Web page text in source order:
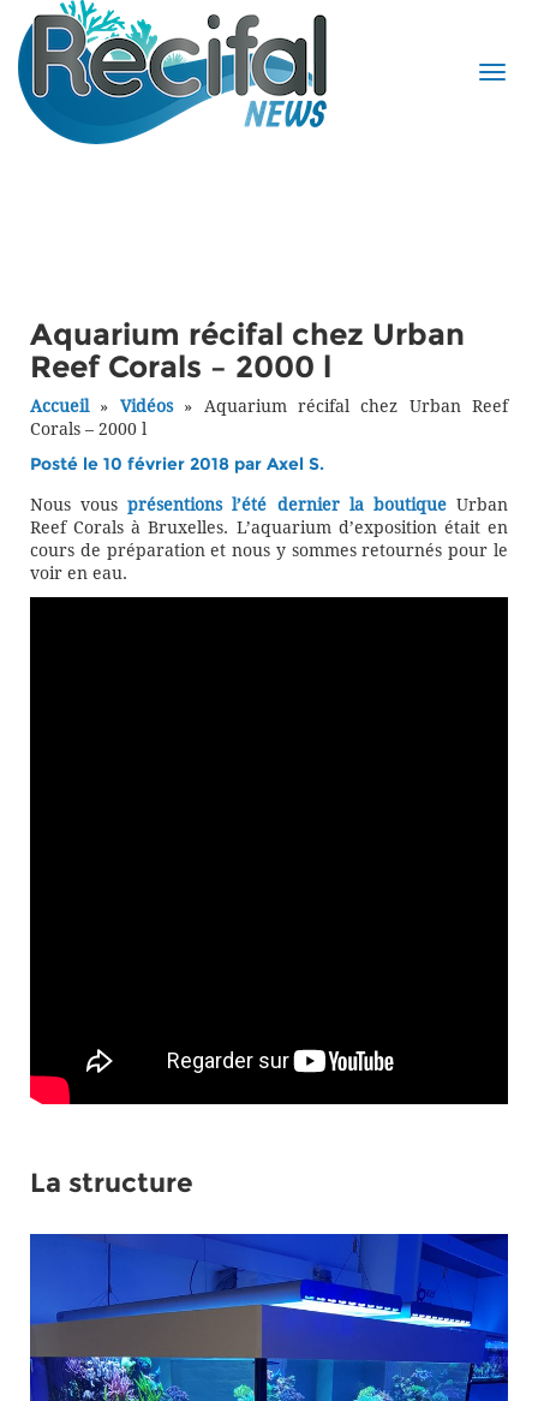
Aquarium récifal chez Urban
Reef Corals – 2000 l
Accueil» Vidéos» Aquarium récifal chez Urban Reef
Corals – 2000 l
Posté le 10 février 2018 par Axel S.
Nous vousprésentions l’été dernier la boutiqueUrban
Reef Corals à Bruxelles. L’aquarium d’exposition était en
cours de préparation et nous y sommes retournés pour le
voir en eau.
La structure